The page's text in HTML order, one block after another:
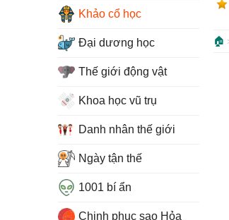
🏠
Khảo cổ học
Đại dương học
Thế giới động vật
Khoa học vũ trụ
Danh nhân thế giới
Ngày tận thế
1001 bí ẩn
Chinh phục sao Hỏa